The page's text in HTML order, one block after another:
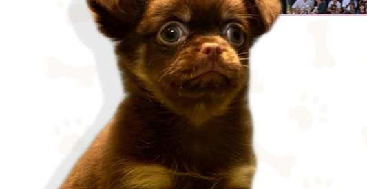
敏
neiltwgiwawa
適用瀏覽器：Edge、IE11、
Xoops版本：XOOPS 2.5.10